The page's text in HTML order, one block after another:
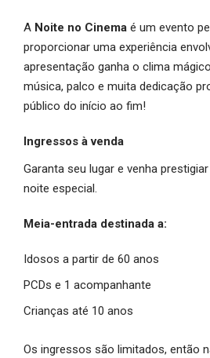
A Noite no Cinema é um evento
proporcionar uma experiência
apresentação ganha o clima
música, palco e muita dedicação
público do início ao fim!
Ingressos à venda
Garanta seu lugar e venha
noite especial.
Meia-entrada destinada a:
Idosos a partir de 60 anos
PCDs e 1 acompanhante
Crianças até 10 anos
Os ingressos são limitados, então